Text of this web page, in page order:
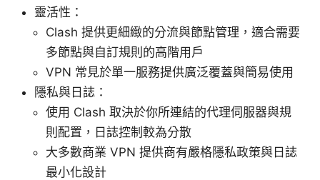
靈活性：
Clash 提供更細緻的分流與節點管理，適合需要
多節點與自訂規則的高階用戶
VPN 常見於單一服務提供廣泛覆蓋與簡易使用
隱私與日誌：
使用 Clash 取決於你所連結的代理伺服器與規
則配置，日誌控制較為分散
大多數商業 VPN 提供商有嚴格隱私政策與日誌
最小化設計